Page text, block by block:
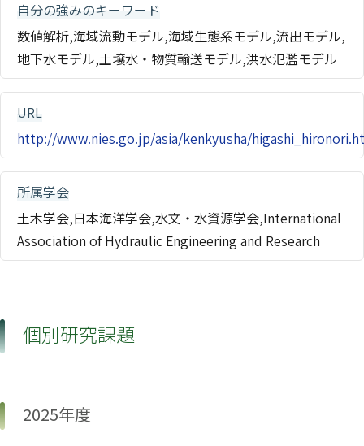
自分の強みのキーワード
数値解析,海域流動モデル,海域生態系モデル,流出モデル,
地下水モデル,土壌水・物質輸送モデル,洪水氾濫モデル
URL
http://www.nies.go.jp/asia/kenkyusha/
所属学会
土木学会,日本海洋学会,水文・水資源学会,International
Association of Hydraulic Engineering and Research
個別研究課題
2025年度